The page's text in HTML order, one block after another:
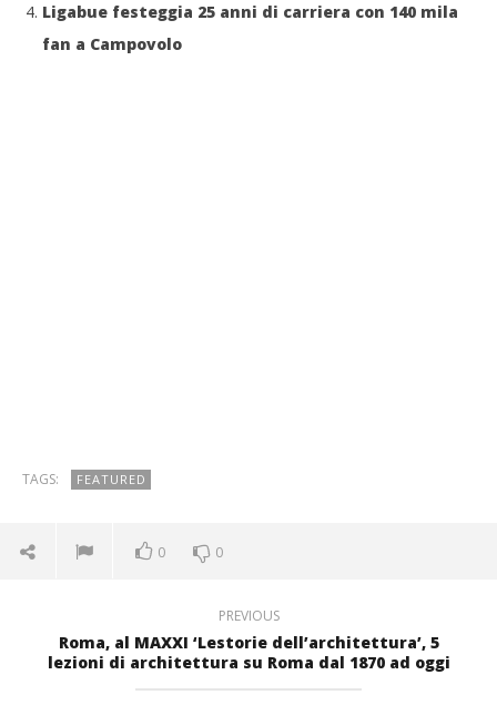
Ligabue festeggia 25 anni di carriera con 140 mila
fan a Campovolo
TAGS: FEATURED
0 0
PREVIOUS
Roma, al MAXXI ‘Lestorie dell’architettura’, 5
lezioni di architettura su Roma dal 1870 ad oggi